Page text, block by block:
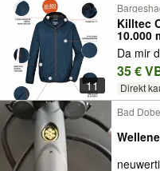
11
Killtec
10.000
Da mir
35 €
Direkt
Bad